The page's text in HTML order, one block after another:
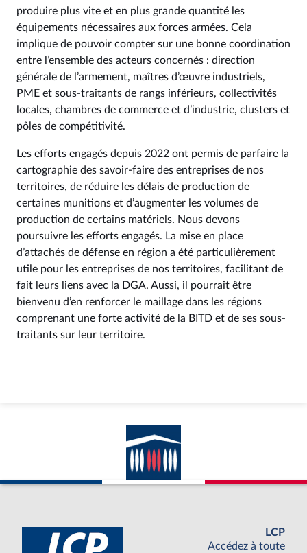
produire plus vite et en plus grande quantité les
équipements nécessaires aux forces armées. Cela
implique de pouvoir compter sur une bonne coordination
entre l’ensemble des acteurs concernés : direction
générale de l’armement, maîtres d’œuvre industriels,
PME et sous-traitants de rangs inférieurs, collectivités
locales, chambres de commerce et d’industrie, clusters et
pôles de compétitivité.
Les efforts engagés depuis 2022 ont permis de parfaire la
cartographie des savoir-faire des entreprises de nos
territoires, de réduire les délais de production de
certaines munitions et d’augmenter les volumes de
production de certains matériels. Nous devons
poursuivre les efforts engagés. La mise en place
d’attachés de défense en région a été particulièrement
utile pour les entreprises de nos territoires, facilitant de
fait leurs liens avec la DGA. Aussi, il pourrait être
bienvenu d’en renforcer le maillage dans les régions
comprenant une forte activité de la BITD et de ses sous-
traitants sur leur territoire.
LCP
Accédez à toute